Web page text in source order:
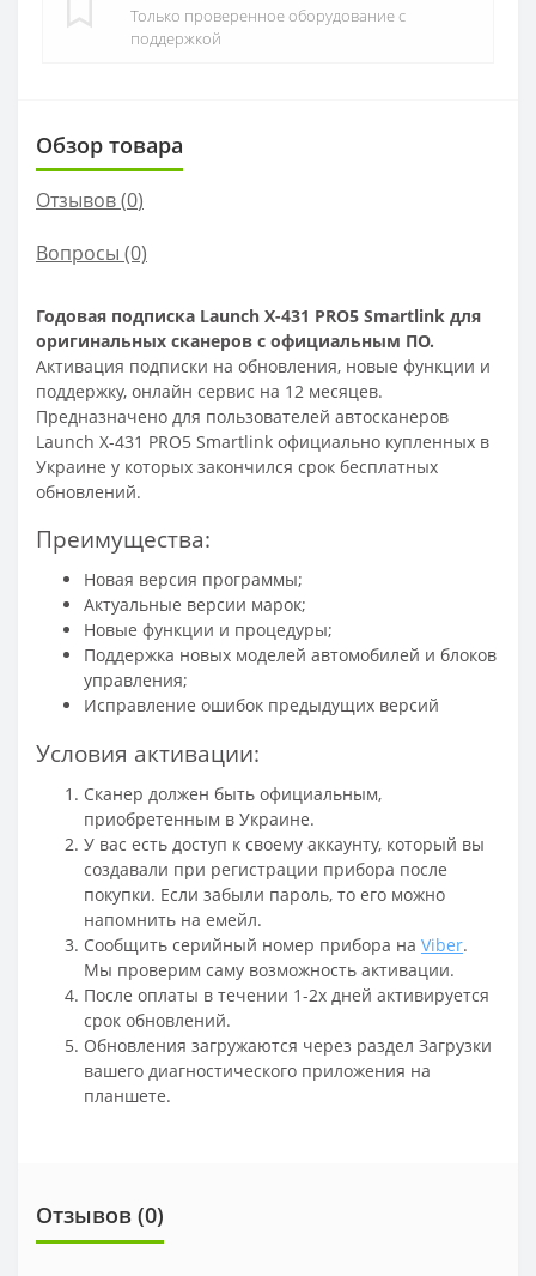
Только проверенное оборудование с
поддержкой
Обзор товара
Отзывов (0)
Вопросы (0)
Годовая подписка Launch X-431 PRO5 Smartlink для
оригинальных сканеров с официальным ПО.
Активация подписки на обновления, новые функции и
поддержку, онлайн сервис на 12 месяцев.
Предназначено для пользователей автосканеров
Launch X-431 PRO5 Smartlink официально купленных в
Украине у которых закончился срок бесплатных
обновлений.
Преимущества:
Новая версия программы;
Актуальные версии марок;
Новые функции и процедуры;
Поддержка новых моделей автомобилей и блоков
управления;
Исправление ошибок предыдущих версий
Условия активации:
Сканер должен быть официальным,
приобретенным в Украине.
У вас есть доступ к своему аккаунту, который вы
создавали при регистрации прибора после
покупки. Если забыли пароль, то его можно
напомнить на емейл.
Сообщить серийный номер прибора на Viber.
Мы проверим саму возможность активации.
После оплаты в течении 1-2х дней активируется
срок обновлений.
Обновления загружаются через раздел Загрузки
вашего диагностического приложения на
планшете.
Отзывов (0)